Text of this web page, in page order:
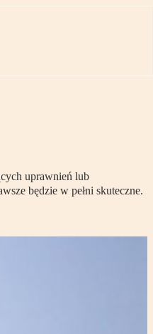
uprawnień lub
będzie w pełni skuteczne.